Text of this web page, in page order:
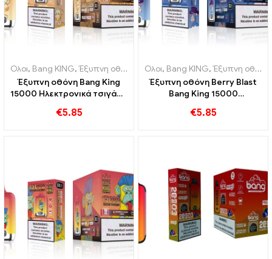
Ολοι, Bang KING,Έξυπνη οθόνη Bang King 15000 Φούσκα ,
Έξυπνη οθόνη Bang King
15000 Ηλεκτρονικά τσιγάρα
Freeze
€5.85
Ολοι, Bang KING,Έξυπνη οθόνη Bang King 15000 Φούσκα
Έξυπνη οθόνη Berry Blast
Bang King 15000
χρήσης Puffs νέας γενιάς
€5.85